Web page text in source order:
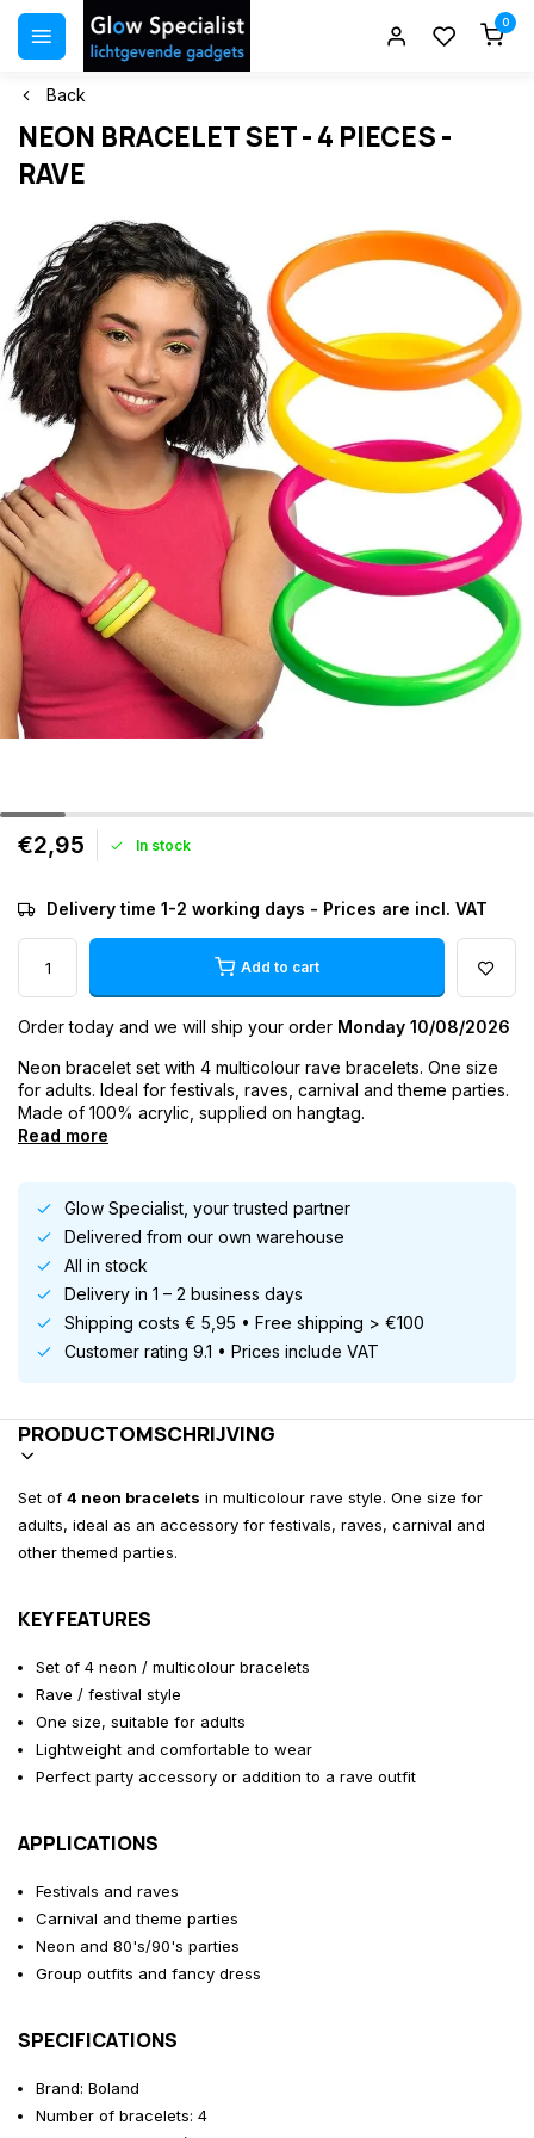
0
Back
NEON BRACELET SET - 4 PIECES -
RAVE
€2,95 In stock
Delivery time 1-2 working days - Prices are incl. VAT
Add to cart
Order today and we will ship your order Monday 10/08/2026
Neon bracelet set with 4 multicolour rave bracelets. One size
for adults. Ideal for festivals, raves, carnival and theme parties.
Made of 100% acrylic, supplied on hangtag.
Read more
Glow Specialist, your trusted partner
Delivered from our own warehouse
All in stock
Delivery in 1 – 2 business days
Shipping costs € 5,95 • Free shipping > €100
Customer rating 9.1 • Prices include VAT
PRODUCTOMSCHRIJVING
Set of 4 neon bracelets in multicolour rave style. One size for
adults, ideal as an accessory for festivals, raves, carnival and
other themed parties.
KEY FEATURES
Set of 4 neon / multicolour bracelets
Rave / festival style
One size, suitable for adults
Lightweight and comfortable to wear
Perfect party accessory or addition to a rave outfit
APPLICATIONS
Festivals and raves
Carnival and theme parties
Neon and 80's/90's parties
Group outfits and fancy dress
SPECIFICATIONS
Brand: Boland
Number of bracelets: 4